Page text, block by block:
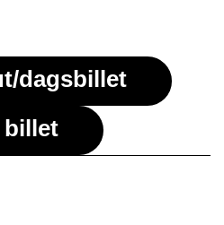
dagsbillet
billet